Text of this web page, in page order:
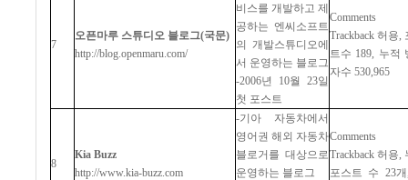
7
오픈마루 스튜디오 블로그(국문)
http://blog.openmaru.com/
비스를 개발하고 제
공하는 엔씨소프트
의
개발스튜디오에
서 운영하는 블로그
-2006년 10월 23일
첫 포스트
Trackback 허용
트수 189, 누적
자수 530,965
8
Kia Buzz
http://www.kia-buzz.com
-기아
자동차에서
영어권 해외 자동차
블로거를 대상으로
운영하는 블로그
Trackback 허용
포스트
수 23개